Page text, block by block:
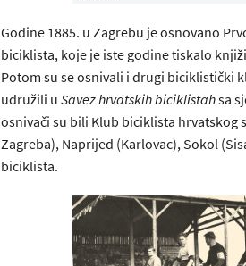
Godine 1885. u Zagrebu je osnovano
biciklista, koje je iste godine tiskalo
Potom su se osnivali i drugi biciklistički
udružili u Savez hrvatskih biciklistahsa
osnivači su bili Klub biciklista hrvatskog
Zagreba), Naprijed (Karlovac), Sokol
biciklista.